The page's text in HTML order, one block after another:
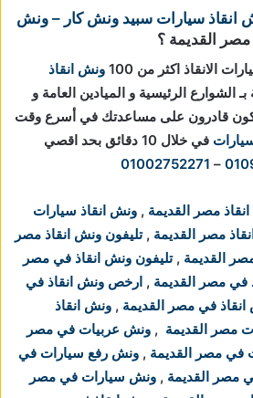
انقاذ سيارات سبيد ونش كار – ونش
القديمة ؟
الانقاذ اكثر من 100
ونش انقاذ
الشوارع الرئيسية و الميادين العامة و
قادرون على مساعدتك في أسرع وقت
في خلال 10 دقائق بحد اقصي
–
01002752271
مصر القديمة , ونش انقاذ سيارات
مصر القديمة ,تليفون ونش انقاذ مصر
القديمة ,تليفون ونش انقاذ في مصر
في مصر القديمة , ارخص ونش انقاذ في
في مصر القديمة , ونش انقاذ
مصر القديمة , ونش عربيات في مصر
في مصر القديمة , ونش رفع سيارات في
مصر القديمة , ونش سيارات في مصر